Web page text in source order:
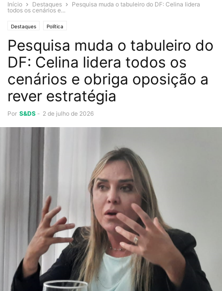
Início Destaques
Pesquisa muda o tabuleiro do DF: Celina lidera
todos os cenários e...
Destaques Política
Pesquisa muda o tabuleiro do
DF: Celina lidera todos os
cenários e obriga oposição a
rever estratégia
Por S&DS - 2 de julho de 2026